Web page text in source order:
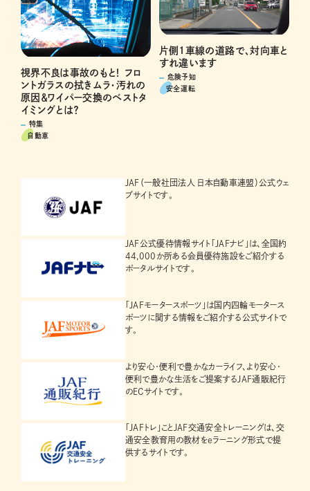
視界不良は事故のもと！ フロ
ントガラスの拭きムラ・汚れの
原因＆ワイパー交換のベストタ
イミングとは？
特集
自動車
片側1車線の道路で、対向車と
すれ違います
危険予知
安全運転
JAF（一般社団法人 日本自動車連盟）公式ウェ
ブサイトです。
JAF公式優待情報サイト「JAFナビ」は、全国約
44,000か所ある会員優待施設をご紹介する
ポータルサイトです。
「JAFモータースポーツ」は国内四輪モータース
ポーツに関する情報をご紹介する公式サイトで
す。
より安心・便利で豊かなカーライフ、より安心・
便利で豊かな生活をご提案するJAF通販紀行
のECサイトです。
「JAFトレ」ことJAF交通安全トレーニングは、交
通安全教育用の教材をeラーニング形式で提
供するサイトです。